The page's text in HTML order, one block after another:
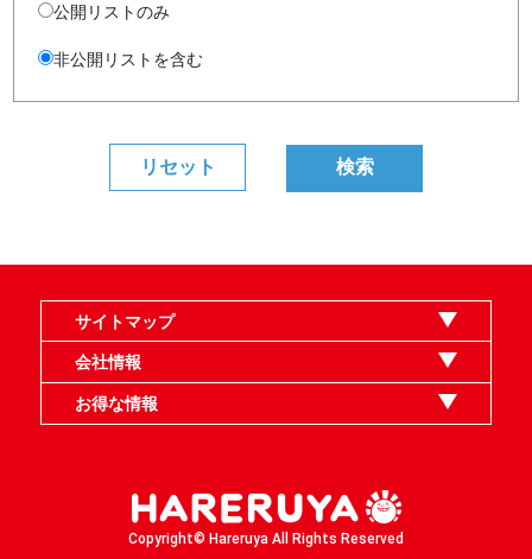
公開リストのみ
非公開リストを含む
サイトマップ
オンラインショップ
買取
記事
選手一覧
デッキ検索
デッキ構築
イベント・大会
店舗のご案内
お問い合わせ
ヘルプ
FAQ
会社情報
利用規約
スタッフ募集
特定商取引法表示
個人情報保護指針
企業情報
お得な情報
Copyright© Hareruya All Rights Reserved